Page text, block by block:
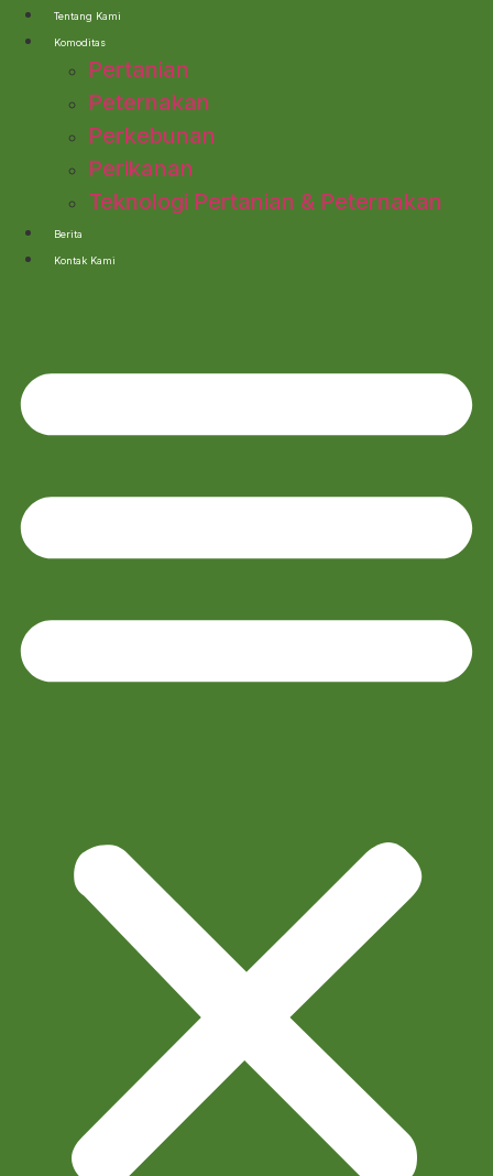
LewatiTentang Kami
Komoditas
Pertanian
Peternakan
Perkebunan
Perikanan
Teknologi Pertanian & Peternakan
Berita
Kontak Kami